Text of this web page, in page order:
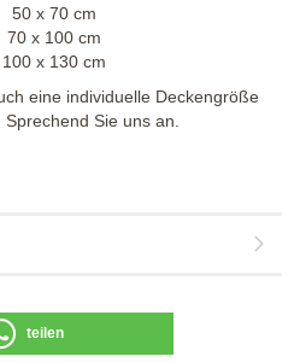
50 x 70 cm
70 x 100 cm
100 x 130 cm
eine individuelle Deckengröße
Sie uns an.
teilen